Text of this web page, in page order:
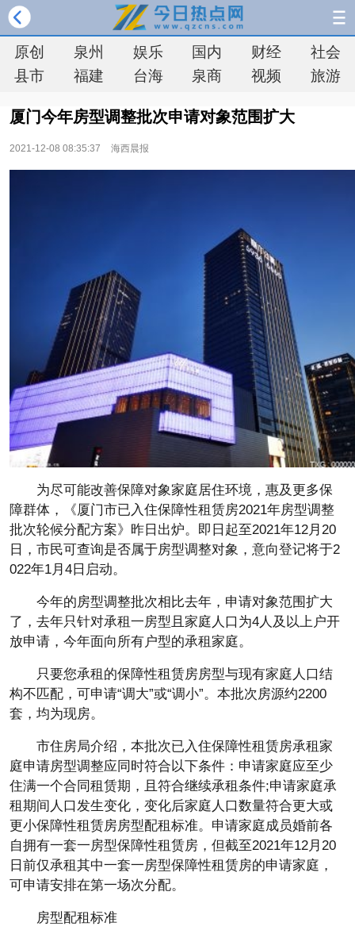
原创 泉州 娱乐 国内 财经
社会
县市
福建 台海 泉商 视频 旅游
厦门今年房型调整批次申请对象范围扩大
2021-12-08 08:35:37 海西晨报
为尽可能改善保障对象家庭居住环境，惠及更多保
障群体，《厦门市已入住保障性租赁房2021年房型调整
批次轮候分配方案》昨日出炉。即日起至2021年12月20
日，市民可查询是否属于房型调整对象，意向登记将于2
022年1月4日启动。
今年的房型调整批次相比去年，申请对象范围扩大
了，去年只针对承租一房型且家庭人口为4人及以上户开
放申请，今年面向所有户型的承租家庭。
只要您承租的保障性租赁房房型与现有家庭人口结
构不匹配，可申请“调大”或“调小”。本批次房源约2200
套，均为现房。
市住房局介绍，本批次已入住保障性租赁房承租家
庭申请房型调整应同时符合以下条件：申请家庭应至少
住满一个合同租赁期，且符合继续承租条件;申请家庭承
租期间人口发生变化，变化后家庭人口数量符合更大或
更小保障性租赁房房型配租标准。申请家庭成员婚前各
自拥有一套一房型保障性租赁房，但截至2021年12月20
日前仅承租其中一套一房型保障性租赁房的申请家庭，
可申请安排在第一场次分配。
房型配租标准